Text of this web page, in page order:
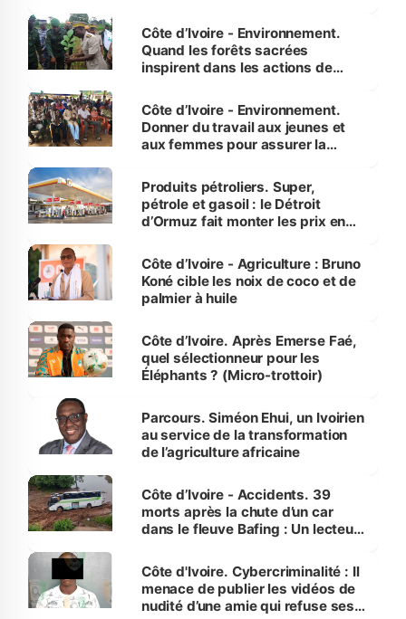
Côte d’Ivoire - Environnement.
Quand les forêts sacrées
inspirent dans les actions de
Côte d’Ivoire - Environnement.
Donner du travail aux jeunes et
aux femmes pour assurer la
menacées
Produits pétroliers. Super,
pétrole et gasoil : le Détroit
d’Ormuz fait monter les prix en
Côte d’Ivoire - Agriculture : Bruno
Koné cible les noix de coco et de
palmier à huile
Côte d’Ivoire. Après Emerse Faé,
quel sélectionneur pour les
Éléphants ? (Micro-trottoir)
Parcours. Siméon Ehui, un Ivoirien
au service de la transformation
de l’agriculture africaine
Côte d’Ivoire - Accidents. 39
morts après la chute d’un car
dans le fleuve Bafing : Un lecteur
des Transports
Côte d'Ivoire. Cybercriminalité : Il
menace de publier les vidéos de
nudité d’une amie qui refuse ses